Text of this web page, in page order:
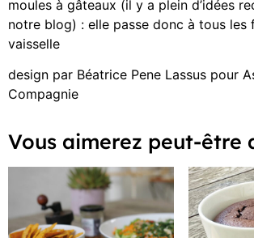
moules à gâteaux (il y a plein d’idées
notre blog) : elle passe donc à tous les
vaisselle
design par Béatrice Pene Lassus pour
Compagnie
Vous aimerez peut-être